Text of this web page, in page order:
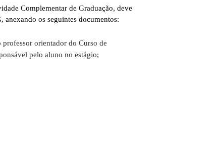
Complementar de Graduação, deve
os seguintes documentos:
orientador do Curso de
pelo aluno no estágio;